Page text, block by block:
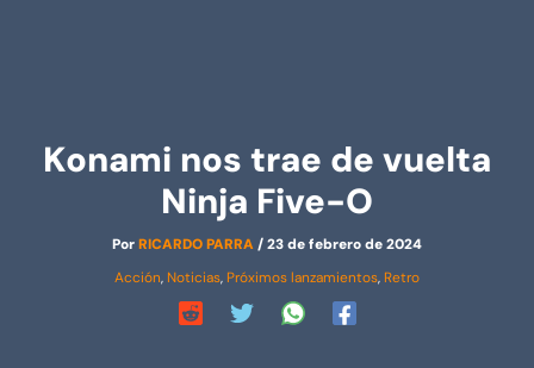
Konami nos trae de vuelta
Ninja Five-O
PorRICARDO PARRA/23 de febrero de 2024
Acción, Noticias, Próximos lanzamientos, Retro